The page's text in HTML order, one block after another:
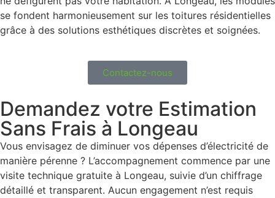
se fondent harmonieusement sur les toitures résidentielles
grâce à des solutions esthétiques discrètes et soignées.
Contactez-nous
Demandez votre Estimation
Sans Frais à Longeau
Vous envisagez de diminuer vos dépenses d’électricité de
manière pérenne ? L’accompagnement commence par une
visite technique gratuite à Longeau, suivie d’un chiffrage
détaillé et transparent. Aucun engagement n’est requis